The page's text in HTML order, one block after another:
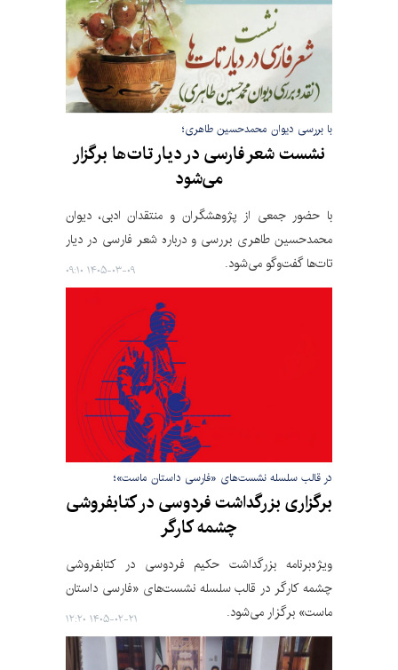
با بررسی دیوان محمدحسین طاهری؛
نشست شعر فارسی در دیار تات‌ها برگزار
می‌شود
با حضور جمعی از پژوهشگران و منتقدان ادبی، دیوان
محمدحسین طاهری بررسی و درباره شعر فارسی در دیار
تات‌ها گفت‌وگو می‌شود.
۱۴۰۵-۰۳-۰۹ ۰۹:۱۰
در قالب سلسله نشست‌های «فارسی داستان ماست»؛
برگزاری بزرگداشت فردوسی در کتابفروشی
چشمه‌ کارگر
ویژه‌برنامه بزرگداشت حکیم فردوسی در کتابفروشی
چشمه کارگر در قالب سلسله نشست‌های «فارسی داستان
ماست» برگزار می‌شود.
۱۴۰۵-۰۲-۲۱ ۱۲:۲۰